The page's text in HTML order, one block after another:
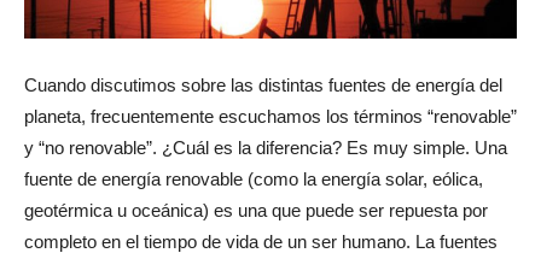
Cuando discutimos sobre las distintas fuentes de energía del
planeta, frecuentemente escuchamos los términos “renovable”
y “no renovable”. ¿Cuál es la diferencia? Es muy simple. Una
fuente de energía renovable (como la energía solar, eólica,
geotérmica u oceánica) es una que puede ser repuesta por
completo en el tiempo de vida de un ser humano. La fuentes